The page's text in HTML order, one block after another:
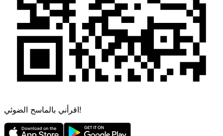
اقرأني بالماسح الضوئي!